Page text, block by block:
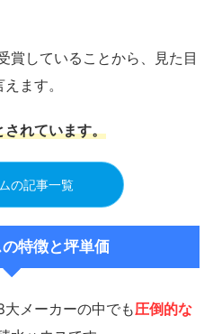
賞していることから、見た目
ます。
されています。
の記事一覧
特徴と坪単価
メーカーの中でも圧倒的な